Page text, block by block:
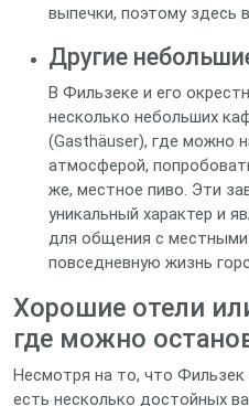
выпечки, поэтому здесь
Другие
В Фильзеке и его
несколько небольших
(Gasthäuser), где можно
атмосферой,
же, местное пиво. Эти
уникальный характер и
для общения с местными
повседневную жизнь
Хорошие отели
где можно
Несмотря на то, что
есть несколько достойных